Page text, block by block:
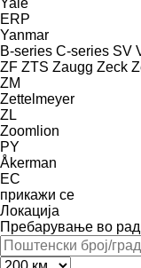
ERP
Yanmar
B-series C-series SV
ZF ZTS Zaugg Zeck
ZM
Zettelmeyer
ZL
Zoomlion
PY
Åkerman
EC
прикажи се
Локација
Пребарување во